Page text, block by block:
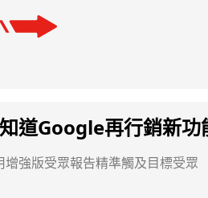
道Google再行銷新功
增強版受眾報告精準觸及目標受眾